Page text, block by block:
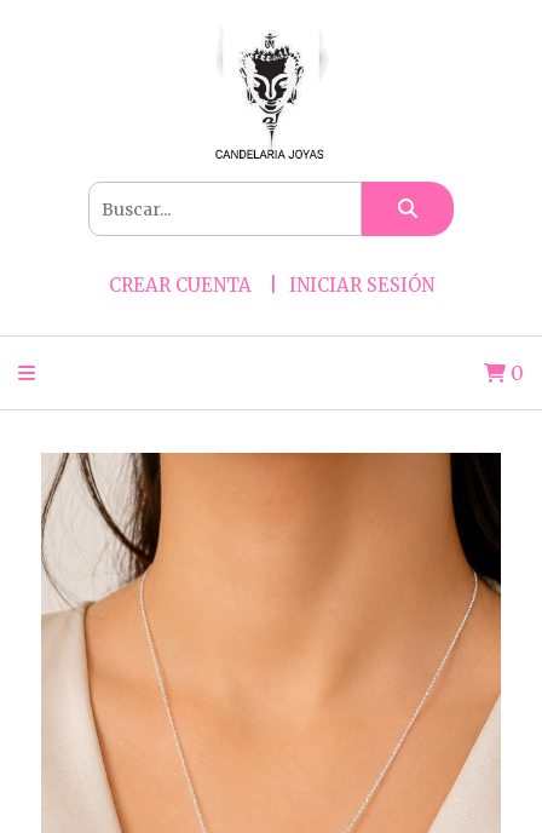
CREAR CUENTA INICIAR SESIÓN
0